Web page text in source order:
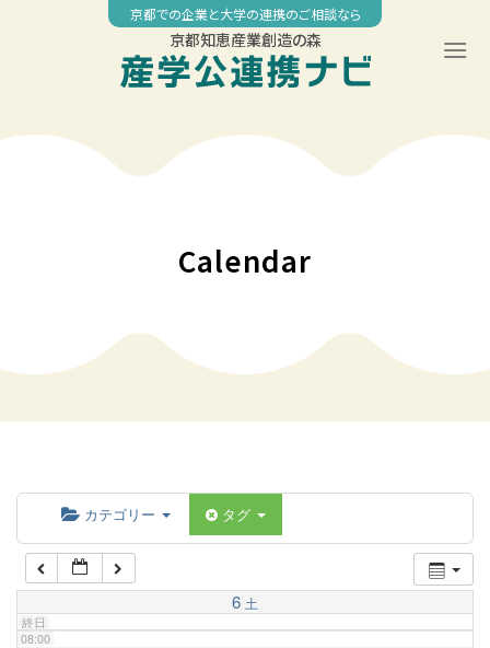
京都での企業と大学の連携のご相談なら
京都知恵産業創造の森
Calendar
カテゴリー タグ
6 土
終日
04:00
07:00
08:00